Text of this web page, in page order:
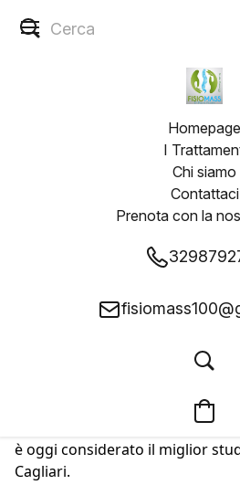
Homepage
I
Chi siamo
Contattaci
Prenota con la
Clinica del Massaggio Network
Osteopatia
Da 13 anni Fisiomass, guidato
un punto di riferimento per la
è oggi considerato il miglior
Cagliari.